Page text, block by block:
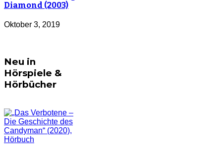
Diamond (2003)
Oktober 3, 2019
Neu in
Hörspiele &
Hörbücher